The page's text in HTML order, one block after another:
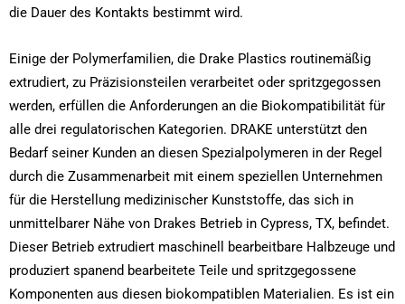
die Dauer des Kontakts bestimmt wird.
Einige der Polymerfamilien, die Drake Plastics routinemäßig
extrudiert, zu Präzisionsteilen verarbeitet oder spritzgegossen
werden, erfüllen die Anforderungen an die Biokompatibilität für
alle drei regulatorischen Kategorien. DRAKE unterstützt den
Bedarf seiner Kunden an diesen Spezialpolymeren in der Regel
durch die Zusammenarbeit mit einem speziellen Unternehmen
für die Herstellung medizinischer Kunststoffe, das sich in
unmittelbarer Nähe von Drakes Betrieb in Cypress, TX, befindet.
Dieser Betrieb extrudiert maschinell bearbeitbare Halbzeuge und
produziert spanend bearbeitete Teile und spritzgegossene
Komponenten aus diesen biokompatiblen Materialien. Es ist ein